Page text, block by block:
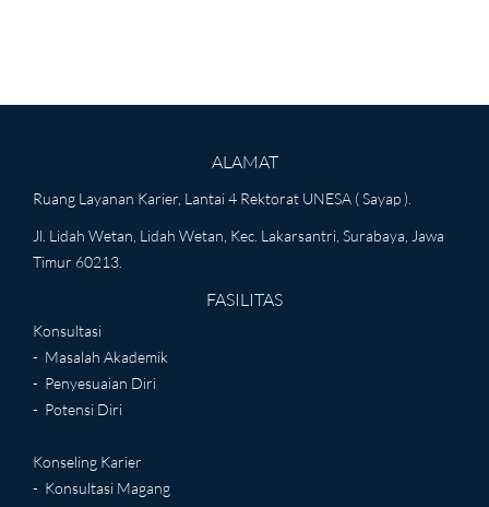
ALAMAT
Ruang Layanan Karier, Lantai 4 Rektorat UNESA ( Sayap ).
Jl. Lidah Wetan, Lidah Wetan, Kec. Lakarsantri, Surabaya, Jawa
Timur 60213.
FASILITAS
Konsultasi
- Masalah Akademik
- Penyesuaian Diri
- Potensi Diri
Konseling Karier
- Konsultasi Magang